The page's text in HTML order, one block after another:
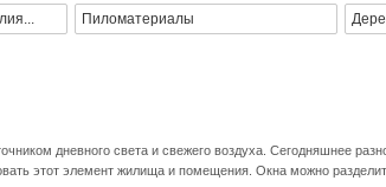
Пиломатериалы
дневного света и свежего воздуха. Сегодняшнее
этот элемент жилища и помещения. Окна можно